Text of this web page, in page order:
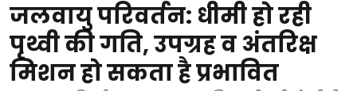
जलवायु परिवर्तन: धीमी हो रही
पृथ्वी की गति, उपग्रह व अंतरिक्ष
मिशन हो सकता है प्रभावित